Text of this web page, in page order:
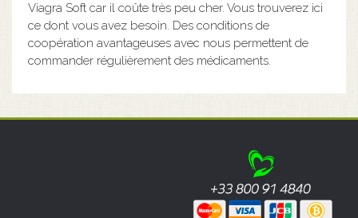
Viagra Soft car il coûte très peu cher. Vous trouverez ici
ce dont vous avez besoin. Des conditions de
coopération avantageuses avec nous permettent de
commander régulièrement des médicaments.